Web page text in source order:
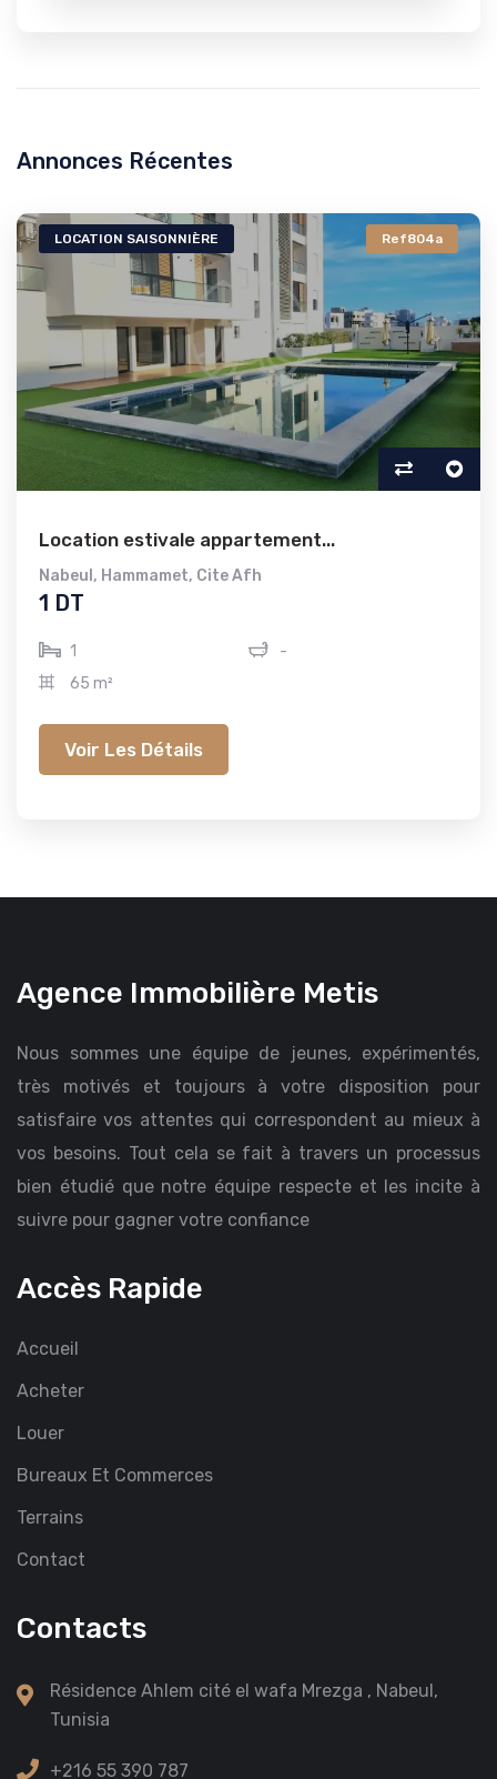
Annonces Récentes
LOCATION SAISONNIÈRE Ref804a
Location estivale appartement...
Nabeul , Hammamet, Cite Afh
1 DT
1
-
65 m²
Voir Les Détails
Agence Immobilière Metis
Nous sommes une équipe de jeunes, expérimentés,
très motivés et toujours à votre disposition pour
satisfaire vos attentes qui correspondent au mieux à
vos besoins. Tout cela se fait à travers un processus
bien étudié que notre équipe respecte et les incite à
suivre pour gagner votre confiance
Accès Rapide
Accueil
Acheter
Louer
Bureaux Et Commerces
Terrains
Contact
Contacts
Résidence Ahlem cité el wafa Mrezga , Nabeul,
Tunisia
+216 55 390 787